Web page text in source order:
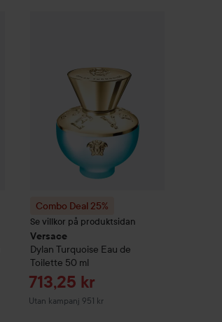
Combo Deal 25%
Se villkor på produktsidan
Versace
Dylan Turquoise Eau de
Toilette 50 ml
Reapris
713,25 kr
Utan kampanj 951 kr